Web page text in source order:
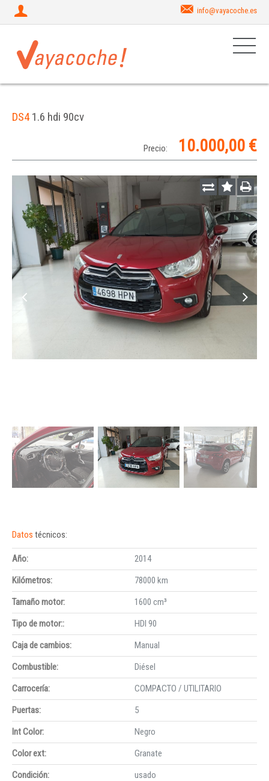
info@vayacoche.es
DS41.6 hdi 90cv
Precio: 10.000,00 €
Datos técnicos:
Año:
2014
Kilómetros:
78000 km
Tamaño motor:
1600 cm³
Tipo de motor::
HDI 90
Caja de cambios:
Manual
Combustible:
Diésel
Carrocería:
COMPACTO / UTILITARIO
Puertas:
5
Int Color:
Negro
Color ext:
Granate
Condición:
usado